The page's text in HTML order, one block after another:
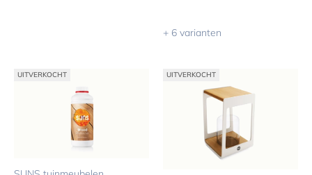
+ 6 varianten
UITVERKOCHT UITVERKOCHT